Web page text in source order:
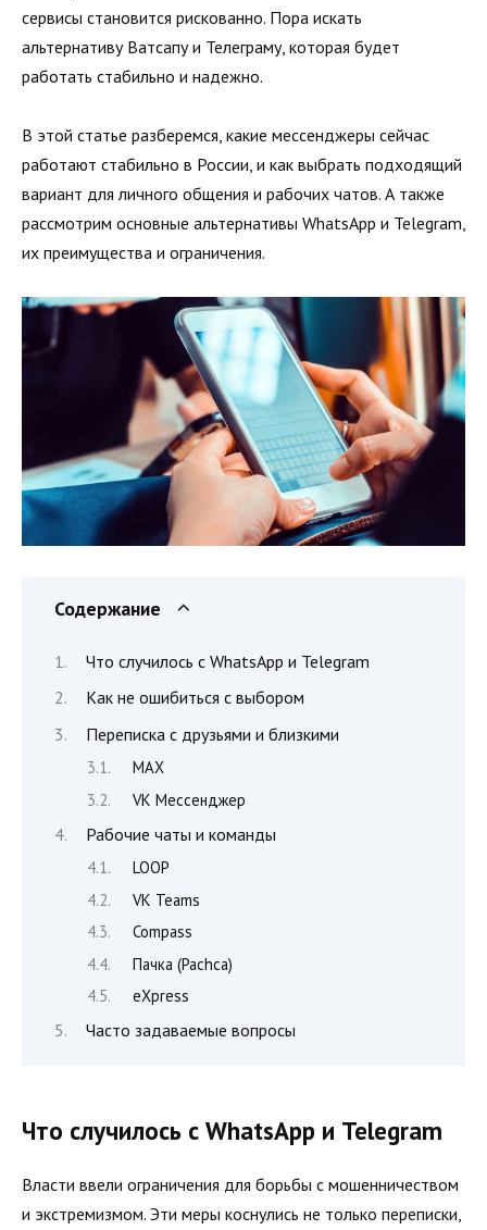
сервисы становится рискованно. Пора искать
альтернативу Ватсапу и Телеграму, которая будет
работать стабильно и надежно.
В этой статье разберемся, какие мессенджеры сейчас
работают стабильно в России, и как выбрать подходящий
вариант для личного общения и рабочих чатов. А также
рассмотрим основные альтернативы WhatsApp и Telegram,
их преимущества и ограничения.
Содержание
Что случилось с WhatsApp и Telegram
Как не ошибиться с выбором
Переписка с друзьями и близкими
MAX
VK Мессенджер
Рабочие чаты и команды
LOOP
VK Teams
Compass
Пачка (Pachca)
eXpress
Часто задаваемые вопросы
Что случилось с WhatsApp и Telegram
Власти ввели ограничения для борьбы с мошенничеством
и экстремизмом. Эти меры коснулись не только переписки,